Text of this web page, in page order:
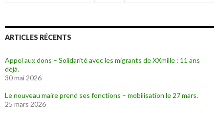
ARTICLES RÉCENTS
Appel aux dons – Solidarité avec les migrants de XXmille : 11 ans
déjà.
30 mai 2026
Le nouveau maire prend ses fonctions – mobilisation le 27 mars.
25 mars 2026